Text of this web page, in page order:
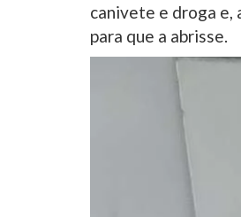
canivete e droga e,
para que a abrisse.